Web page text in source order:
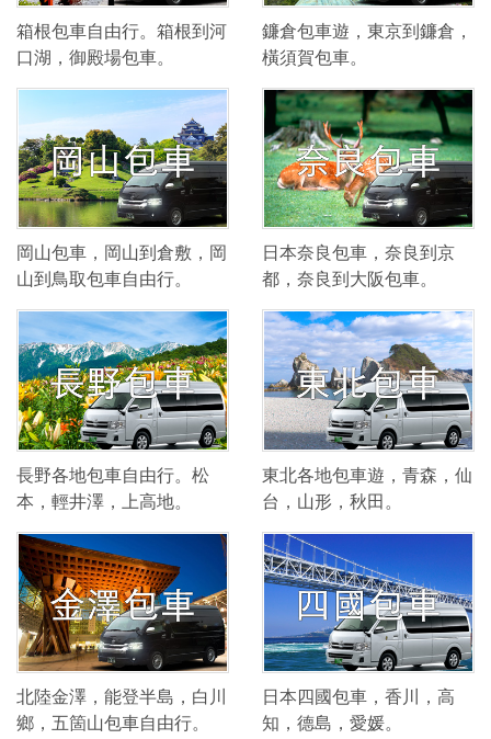
箱根包車自由行。箱根到河
口湖，御殿場包車。
鐮倉包車遊，東京到鐮倉，
橫須賀包車。
岡山包車，岡山到倉敷，岡
山到鳥取包車自由行。
日本奈良包車，奈良到京
都，奈良到大阪包車。
長野各地包車自由行。松
本，輕井澤，上高地。
東北各地包車遊，青森，仙
台，山形，秋田。
北陸金澤，能登半島，白川
鄉，五箇山包車自由行。
日本四國包車，香川，高
知，德島，愛媛。